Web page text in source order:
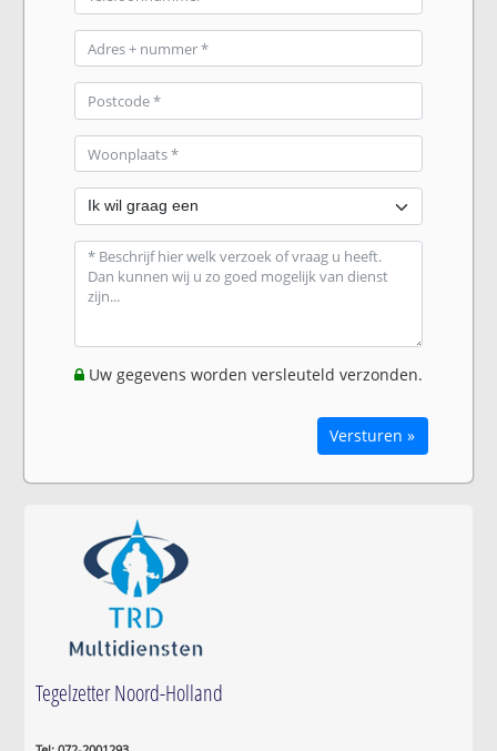
Uw gegevens worden versleuteld verzonden.
Versturen »
Tegelzetter Noord-Holland